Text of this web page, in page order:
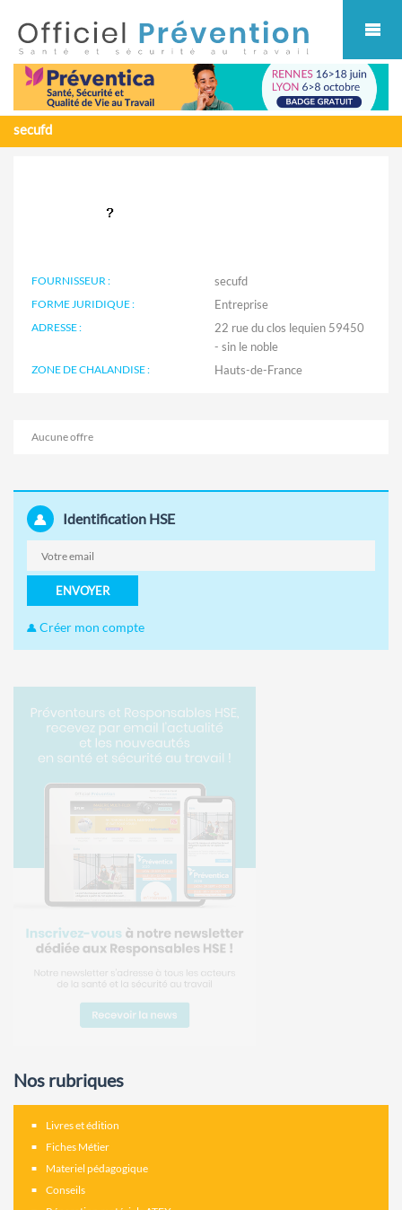
secufd
FOURNISSEUR : secufd
FORME JURIDIQUE : Entreprise
ADRESSE :
22 rue du clos lequien 59450
- sin le noble
ZONE DE CHALANDISE : Hauts-de-France
Aucune offre
Identification HSE
ENVOYER
Créer mon compte
Nos rubriques
Livres et édition
Fiches Métier
Materiel pédagogique
Conseils